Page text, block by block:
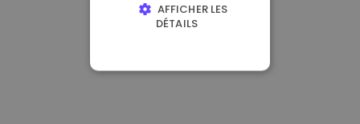
AFFICHER LES
DÉTAILS